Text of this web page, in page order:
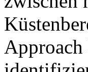
Approach